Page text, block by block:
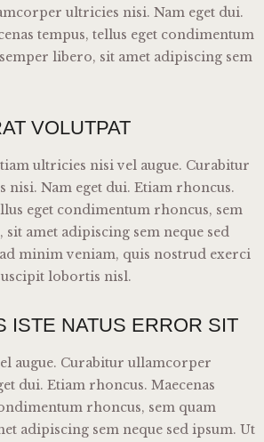
ultricies nisi. Nam eget dui.
tempus, tellus eget condimentum
libero, sit amet adipiscing sem
VOLUTPAT
ultricies nisi vel augue. Curabitur
Nam eget dui. Etiam rhoncus.
eget condimentum rhoncus, sem
amet adipiscing sem neque sed
minim veniam, quis nostrud exerci
lobortis nisl.
ISTE NATUS ERROR SIT
augue. Curabitur ullamcorper
dui. Etiam rhoncus. Maecenas
rhoncus, sem quam
adipiscing sem neque sed ipsum. Ut